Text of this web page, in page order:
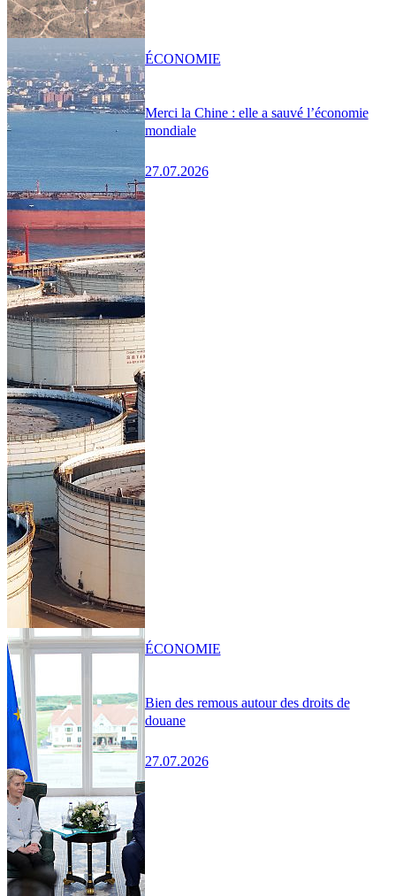
Merci la Chine : elle a sauvé l’économie
mondiale
27.07.2026
ÉCONOMIE
Bien des remous autour des droits de
douane
27.07.2026
ÉCONOMIE